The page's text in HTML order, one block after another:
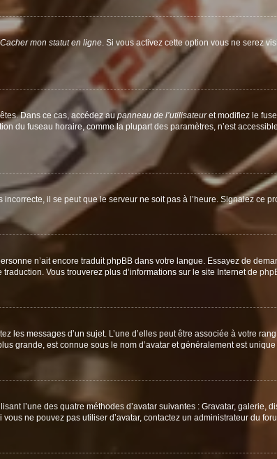
Cacher mon statut en ligne . Si vous activez cette option vous ne serez
Dans ce cas, accédez aupanneau de l’utilisateuret modifiez le
du fuseau horaire, comme la plupart des paramètres, n’est
il se peut que le serveur ne soit pas à l’heure. Signalez ce
n’ait encore traduit phpBB dans votre langue. Essayez de
Vous trouverez plus d’informations sur le site Internet de
les messages d’un sujet. L’une d’elles peut être associée à votre
grande, est connue sous le nom d’avatar et généralement est
l’une des quatre méthodes d’avatar suivantes : Gravatar, galerie,
ne pouvez pas utiliser d’avatar, contactez un administrateur du